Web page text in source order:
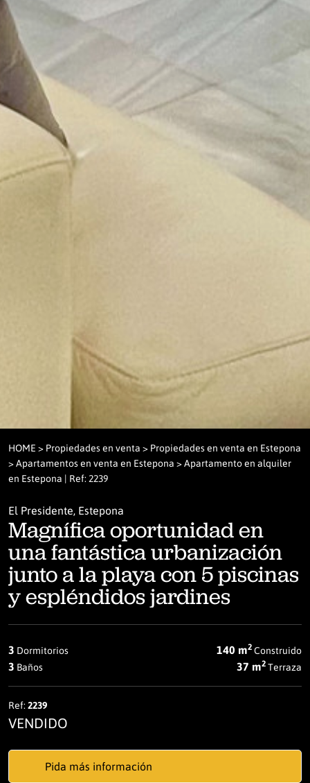
HOME > Propiedades en venta > Propiedades en venta en Estepona
> Apartamentos en venta en Estepona > Apartamento en alquiler
en Estepona | Ref: 2239
El Presidente, Estepona
Magnífica oportunidad en
una fantástica urbanización
junto a la playa con 5 piscinas
y espléndidos jardines
3 Dormitorios
3 Baños
140 m2Construido
37 m2Terraza
Ref: 2239
VENDIDO
Pida más información